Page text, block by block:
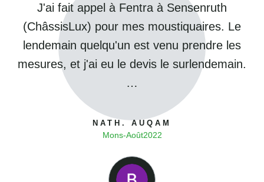
J'ai fait appel à Fentra à Sensenruth
(ChâssisLux) pour mes moustiquaires. Le
lendemain quelqu'un est venu prendre les
mesures, et j'ai eu le devis le surlendemain.
…
NATH. AUQAM
Mons-Août2022